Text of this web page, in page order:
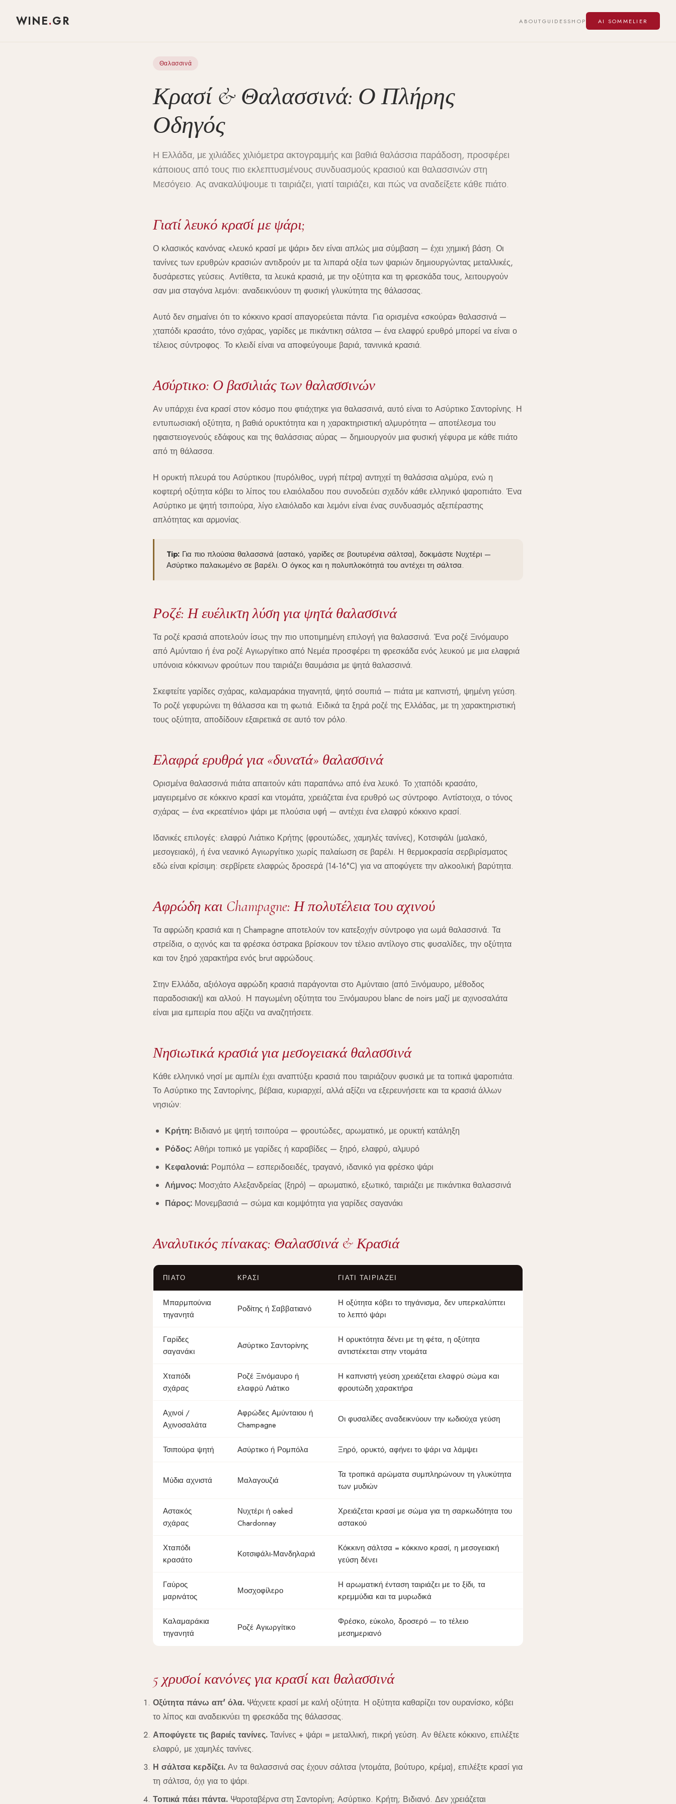
WINE.GR ABOUTGUIDESSHOP AI SOMMELIER
Θαλασσινά
Κρασί & Θαλασσινά: Ο Πλήρης
Οδηγός
Η Ελλάδα, με χιλιάδες χιλιόμετρα ακτογραμμής και βαθιά θαλάσσια παράδοση, προσφέρει
κάποιους από τους πιο εκλεπτυσμένους συνδυασμούς κρασιού και θαλασσινών στη
Μεσόγειο. Ας ανακαλύψουμε τι ταιριάζει, γιατί ταιριάζει, και πώς να αναδείξετε κάθε πιάτο.
Γιατί λευκό κρασί με ψάρι;
Ο κλασικός κανόνας «λευκό κρασί με ψάρι» δεν είναι απλώς μια σύμβαση — έχει χημική βάση. Οι
τανίνες των ερυθρών κρασιών αντιδρούν με τα λιπαρά οξέα των ψαριών δημιουργώντας μεταλλικές,
δυσάρεστες γεύσεις. Αντίθετα, τα λευκά κρασιά, με την οξύτητα και τη φρεσκάδα τους, λειτουργούν
σαν μια σταγόνα λεμόνι: αναδεικνύουν τη φυσική γλυκύτητα της θάλασσας.
Αυτό δεν σημαίνει ότι το κόκκινο κρασί απαγορεύεται πάντα. Για ορισμένα «σκούρα» θαλασσινά —
χταπόδι κρασάτο, τόνο σχάρας, γαρίδες με πικάντικη σάλτσα — ένα ελαφρύ ερυθρό μπορεί να είναι ο
τέλειος σύντροφος. Το κλειδί είναι να αποφεύγουμε βαριά, τανινικά κρασιά.
Ασύρτικο: Ο βασιλιάς των θαλασσινών
Αν υπάρχει ένα κρασί στον κόσμο που φτιάχτηκε για θαλασσινά, αυτό είναι το Ασύρτικο Σαντορίνης. Η
εντυπωσιακή οξύτητα, η βαθιά ορυκτότητα και η χαρακτηριστική αλμυρότητα — αποτέλεσμα του
ηφαιστειογενούς εδάφους και της θαλάσσιας αύρας — δημιουργούν μια φυσική γέφυρα με κάθε πιάτο
από τη θάλασσα.
Η ορυκτή πλευρά του Ασύρτικου (πυρόλιθος, υγρή πέτρα) αντηχεί τη θαλάσσια αλμύρα, ενώ η
κοφτερή οξύτητα κόβει το λίπος του ελαιόλαδου που συνοδεύει σχεδόν κάθε ελληνικό ψαροπιάτο. Ένα
Ασύρτικο με ψητή τσιπούρα, λίγο ελαιόλαδο και λεμόνι είναι ένας συνδυασμός αξεπέραστης
απλότητας και αρμονίας.
Tip: Για πιο πλούσια θαλασσινά (αστακό, γαρίδες σε βουτυρένια σάλτσα), δοκιμάστε Νυχτέρι —
Ασύρτικο παλαιωμένο σε βαρέλι. Ο όγκος και η πολυπλοκότητά του αντέχει τη σάλτσα.
Ροζέ: Η ευέλικτη λύση για ψητά θαλασσινά
Τα ροζέ κρασιά αποτελούν ίσως την πιο υποτιμημένη επιλογή για θαλασσινά. Ένα ροζέ Ξινόμαυρο
από Αμύνταιο ή ένα ροζέ Αγιωργίτικο από Νεμέα προσφέρει τη φρεσκάδα ενός λευκού με μια ελαφριά
υπόνοια κόκκινων φρούτων που ταιριάζει θαυμάσια με ψητά θαλασσινά.
Σκεφτείτε γαρίδες σχάρας, καλαμαράκια τηγανητά, ψητό σουπιά — πιάτα με καπνιστή, ψημένη γεύση.
Το ροζέ γεφυρώνει τη θάλασσα και τη φωτιά. Ειδικά τα ξηρά ροζέ της Ελλάδας, με τη χαρακτηριστική
τους οξύτητα, αποδίδουν εξαιρετικά σε αυτό τον ρόλο.
Ελαφρά ερυθρά για «δυνατά» θαλασσινά
Ορισμένα θαλασσινά πιάτα απαιτούν κάτι παραπάνω από ένα λευκό. Το χταπόδι κρασάτο,
μαγειρεμένο σε κόκκινο κρασί και ντομάτα, χρειάζεται ένα ερυθρό ως σύντροφο. Αντίστοιχα, ο τόνος
σχάρας — ένα «κρεατένιο» ψάρι με πλούσια υφή — αντέχει ένα ελαφρύ κόκκινο κρασί.
Ιδανικές επιλογές: ελαφρύ Λιάτικο Κρήτης (φρουτώδες, χαμηλές τανίνες), Κοτσιφάλι (μαλακό,
μεσογειακό), ή ένα νεανικό Αγιωργίτικο χωρίς παλαίωση σε βαρέλι. Η θερμοκρασία σερβιρίσματος
εδώ είναι κρίσιμη: σερβίρετε ελαφρώς δροσερά (14-16°C) για να αποφύγετε την αλκοολική βαρύτητα.
Αφρώδη και Champagne: Η πολυτέλεια του αχινού
Τα αφρώδη κρασιά και η Champagne αποτελούν τον κατεξοχήν σύντροφο για ωμά θαλασσινά. Τα
στρείδια, ο αχινός και τα φρέσκα όστρακα βρίσκουν τον τέλειο αντίλογο στις φυσαλίδες, την οξύτητα
και τον ξηρό χαρακτήρα ενός brut αφρώδους.
Στην Ελλάδα, αξιόλογα αφρώδη κρασιά παράγονται στο Αμύνταιο (από Ξινόμαυρο, μέθοδος
παραδοσιακή) και αλλού. Η παγωμένη οξύτητα του Ξινόμαυρου blanc de noirs μαζί με αχινοσαλάτα
είναι μια εμπειρία που αξίζει να αναζητήσετε.
Νησιωτικά κρασιά για μεσογειακά θαλασσινά
Κάθε ελληνικό νησί με αμπέλι έχει αναπτύξει κρασιά που ταιριάζουν φυσικά με τα τοπικά ψαροπιάτα.
Το Ασύρτικο της Σαντορίνης, βέβαια, κυριαρχεί, αλλά αξίζει να εξερευνήσετε και τα κρασιά άλλων
νησιών:
Κρήτη: Βιδιανό με ψητή τσιπούρα — φρουτώδες, αρωματικό, με ορυκτή κατάληξη
Ρόδος: Αθήρι τοπικό με γαρίδες ή καραβίδες — ξηρό, ελαφρύ, αλμυρό
Κεφαλονιά: Ρομπόλα — εσπεριδοειδές, τραγανό, ιδανικό για φρέσκο ψάρι
Λήμνος: Μοσχάτο Αλεξανδρείας (ξηρό) — αρωματικό, εξωτικό, ταιριάζει με πικάντικα θαλασσινά
Πάρος: Μονεμβασιά — σώμα και κομψότητα για γαρίδες σαγανάκι
Αναλυτικός πίνακας: Θαλασσινά & Κρασιά
ΠΙΆΤΟ ΚΡΑΣΊ ΓΙΑΤΊ ΤΑΙΡΙΆΖΕΙ
Μπαρμπούνια
τηγανητά
Ροδίτης ή Σαββατιανό
Η οξύτητα κόβει το τηγάνισμα, δεν υπερκαλύπτει
το λεπτό ψάρι
Γαρίδες
σαγανάκι
Ασύρτικο Σαντορίνης
Η ορυκτότητα δένει με τη φέτα, η οξύτητα
αντιστέκεται στην ντομάτα
Χταπόδι
σχάρας
Ροζέ Ξινόμαυρο ή
ελαφρύ Λιάτικο
Η καπνιστή γεύση χρειάζεται ελαφρύ σώμα και
φρουτώδη χαρακτήρα
Αχινοί /
Αχινοσαλάτα
Αφρώδες Αμύνταιου ή
Champagne
Οι φυσαλίδες αναδεικνύουν την ιωδιούχα γεύση
Τσιπούρα ψητή Ασύρτικο ή Ρομπόλα Ξηρό, ορυκτό, αφήνει το ψάρι να λάμψει
Μύδια αχνιστά Μαλαγουζιά
Τα τροπικά αρώματα συμπληρώνουν τη γλυκύτητα
των μυδιών
Αστακός
σχάρας
Νυχτέρι ή oaked
Chardonnay
Χρειάζεται κρασί με σώμα για τη σαρκωδότητα του
αστακού
Χταπόδι
κρασάτο
Κοτσιφάλι-Μανδηλαριά
Κόκκινη σάλτσα = κόκκινο κρασί, η μεσογειακή
γεύση δένει
Γαύρος
μαρινάτος
Μοσχοφίλερο
Η αρωματική ένταση ταιριάζει με το ξίδι, τα
κρεμμύδια και τα μυρωδικά
Καλαμαράκια
τηγανητά
Ροζέ Αγιωργίτικο
Φρέσκο, εύκολο, δροσερό — το τέλειο
μεσημεριανό
5 χρυσοί κανόνες για κρασί και θαλασσινά
Οξύτητα πάνω απ' όλα. Ψάχνετε κρασί με καλή οξύτητα. Η οξύτητα καθαρίζει τον ουρανίσκο, κόβει
το λίπος και αναδεικνύει τη φρεσκάδα της θάλασσας.
Αποφύγετε τις βαριές τανίνες. Τανίνες + ψάρι = μεταλλική, πικρή γεύση. Αν θέλετε κόκκινο, επιλέξτε
ελαφρύ, με χαμηλές τανίνες.
Η σάλτσα κερδίζει. Αν τα θαλασσινά σας έχουν σάλτσα (ντομάτα, βούτυρο, κρέμα), επιλέξτε κρασί για
τη σάλτσα, όχι για το ψάρι.
Τοπικά πάει πάντα. Ψαροταβέρνα στη Σαντορίνη; Ασύρτικο. Κρήτη; Βιδιανό. Δεν χρειάζεται